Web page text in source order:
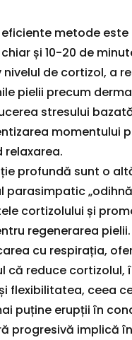
metode
și 10-20 de
de cortizol, a
pielii precum
stresului
momentului
relaxarea.
profundă sunt o
parasimpatic
cortizolului și
regenerarea pielii.
cu respirația,
că reduce
flexibilitatea, ceea
puține erupții în
progresivă implică